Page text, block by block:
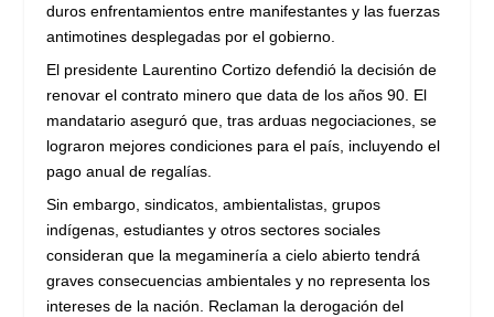
duros enfrentamientos entre manifestantes y las fuerzas
antimotines desplegadas por el gobierno.
El presidente Laurentino Cortizo defendió la decisión de
renovar el contrato minero que data de los años 90. El
mandatario aseguró que, tras arduas negociaciones, se
lograron mejores condiciones para el país, incluyendo el
pago anual de regalías.
Sin embargo, sindicatos, ambientalistas, grupos
indígenas, estudiantes y otros sectores sociales
consideran que la megaminería a cielo abierto tendrá
graves consecuencias ambientales y no representa los
intereses de la nación. Reclaman la derogación del